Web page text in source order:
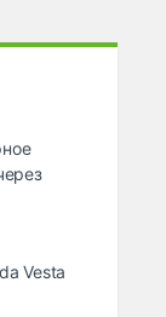
Vesta